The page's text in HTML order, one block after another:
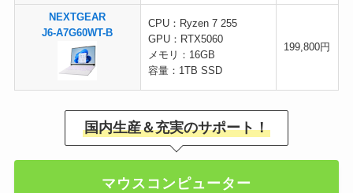
NEXTGEAR
J6-A7G60WT-B
CPU：Ryzen 7 255
GPU：RTX5060
メモリ：16GB
容量：1TB SSD
199,800円
国内生産＆充実のサポート！
マウスコンピューター